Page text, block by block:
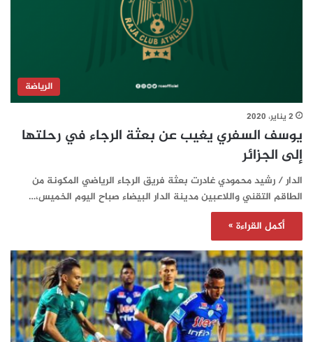
الرياضة
2 يناير، 2020
يوسف السفري يغيب عن بعثة الرجاء في رحلتها
إلى الجزائر
الدار / رشيد محمودي غادرت بعثة فريق الرجاء الرياضي المكونة من
الطاقم التقني واللاعبين مدينة الدار البيضاء صباح اليوم الخميس،…
أكمل القراءة »